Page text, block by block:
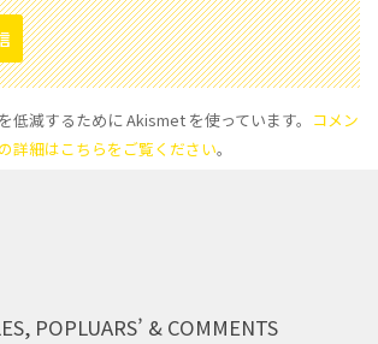
低減するために Akismet を使っています。 コメン
詳細はこちらをご覧ください。
POPLUARS’ & COMMENTS